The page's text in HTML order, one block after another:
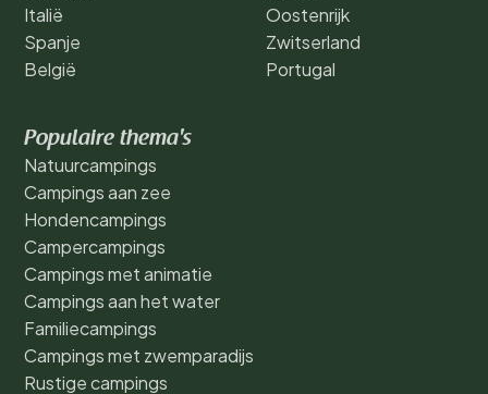
Italië
Spanje
België
Oostenrijk
Zwitserland
Portugal
Populaire thema's
Natuurcampings
Campings aan zee
Hondencampings
Campercampings
Campings met animatie
Campings aan het water
Familiecampings
Campings met zwemparadijs
Rustige campings